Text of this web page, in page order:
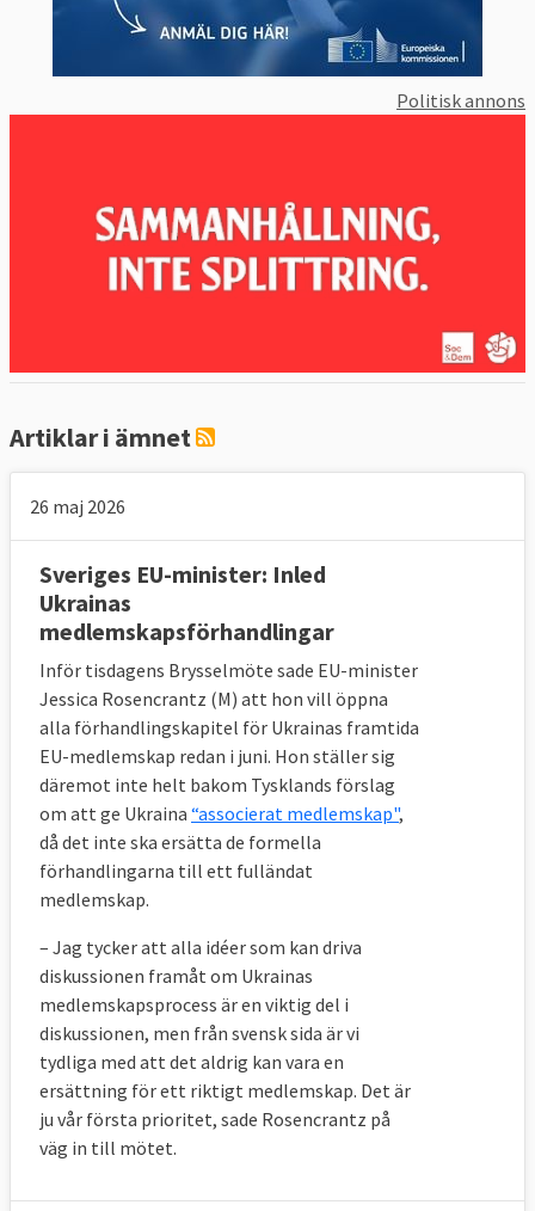
Politisk annons
Artiklar i ämnet
26 maj 2026
Sveriges EU-minister: Inled
Ukrainas
medlemskapsförhandlingar
Inför tisdagens Brysselmöte sade EU-minister
Jessica Rosencrantz (M) att hon vill öppna
alla förhandlingskapitel för Ukrainas framtida
EU-medlemskap redan i juni. Hon ställer sig
däremot inte helt bakom Tysklands förslag
om att ge Ukraina “associerat medlemskap",
då det inte ska ersätta de formella
förhandlingarna till ett fulländat
medlemskap.
– Jag tycker att alla idéer som kan driva
diskussionen framåt om Ukrainas
medlemskapsprocess är en viktig del i
diskussionen, men från svensk sida är vi
tydliga med att det aldrig kan vara en
ersättning för ett riktigt medlemskap. Det är
ju vår första prioritet, sade Rosencrantz på
väg in till mötet.